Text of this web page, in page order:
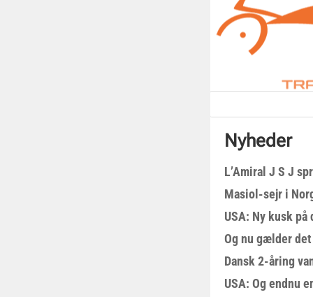
Nyheder
L’Amiral J S J
Masiol-sejr i
USA: Ny kusk på
Og nu gælder
Dansk 2-åring
USA: Og endnu